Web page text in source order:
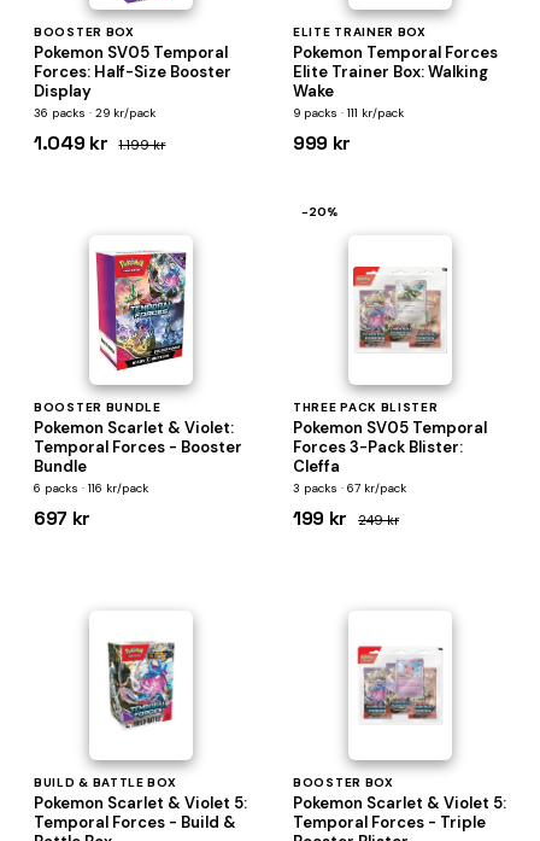
BOOSTER BOX
Pokemon SV05 Temporal
Forces: Half-Size Booster
Display
36 packs · 29 kr/pack
1.049 kr 1.199 kr
ELITE TRAINER BOX
Pokemon Temporal Forces
Elite Trainer Box: Walking
Wake
9 packs · 111 kr/pack
999 kr
BOOSTER BUNDLE
Pokemon Scarlet & Violet:
Temporal Forces - Booster
Bundle
6 packs · 116 kr/pack
697 kr
−20%
THREE PACK BLISTER
Pokemon SV05 Temporal
Forces 3-Pack Blister:
Cleffa
3 packs · 67 kr/pack
199 kr 249 kr
BUILD & BATTLE BOX
Pokemon Scarlet & Violet 5:
Temporal Forces - Build &
BOOSTER BOX
Pokemon Scarlet & Violet 5:
Temporal Forces - Triple